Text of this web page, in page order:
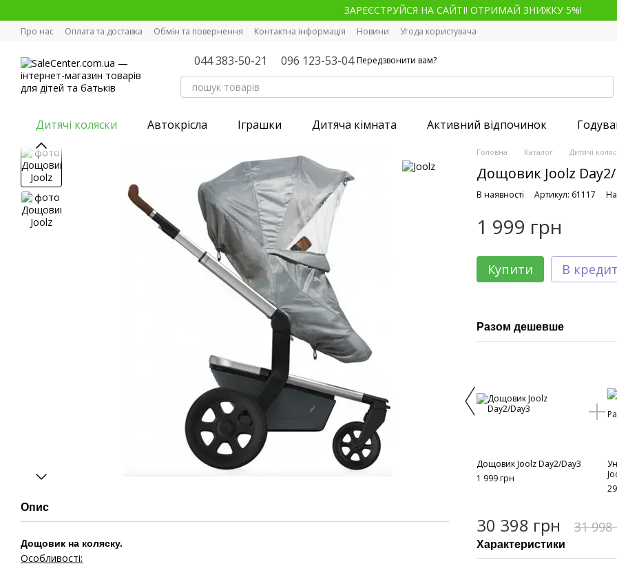
ЗАРЕЄСТРУЙСЯ НА САЙТІ! ОТРИМАЙ ЗНИЖКУ 5%!
Про нас Оплата та доставка Обмін та повернення Контактна інформація Новини Угода користувача
044 383-50-21 096 123-53-04 Передзвонити вам?
Дитячі коляски Автокрісла Іграшки Дитяча кімната Активний відпочинок
Опис
Дощовик на коляску.
Особливості:
Головна Каталог Дитячі
Дощовик Joolz
В наявності Артикул: 61117
1 999 грн
Купити В
Разом дешевше
Дощовик Joolz Day2/Day3
1 999 грн
30 398 грн 31 998
Характеристики